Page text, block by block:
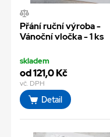
Přání ruční výroba -
Vánoční vločka - 1 ks
skladem
od 121,0 Kč
vč. DPH
Detail